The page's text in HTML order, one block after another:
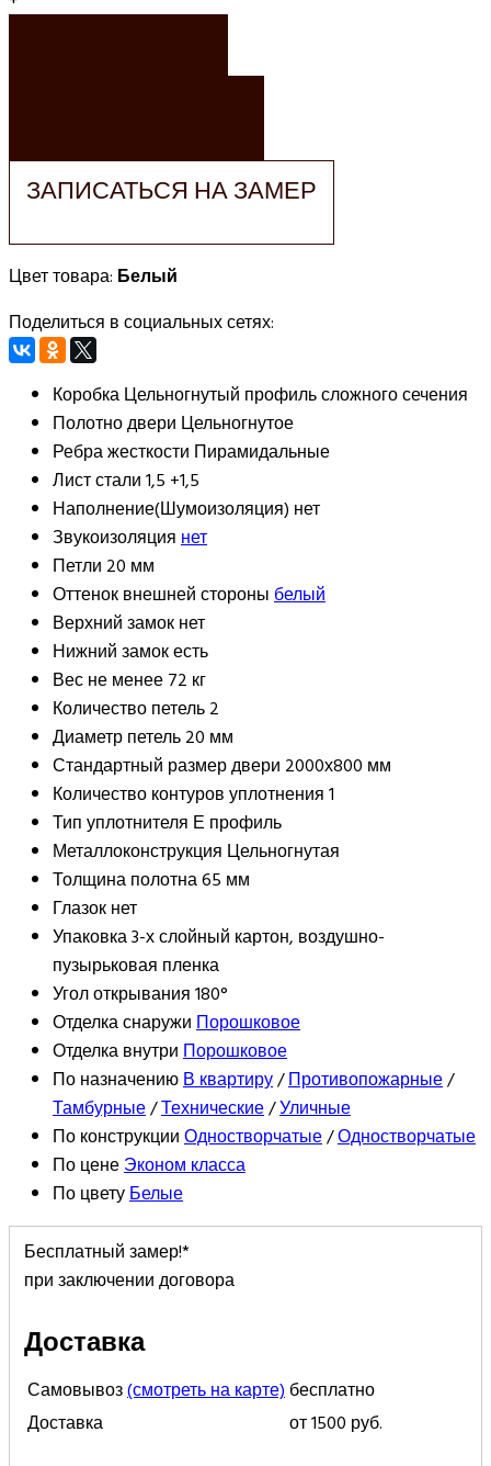
ЗАПИСАТЬСЯ НА ЗАМЕР
Цвет товара: Белый
Поделиться в социальных сетях:
КоробкаЦельногнутый профиль сложного сечения
Полотно двери Цельногнутое
Ребра жесткости Пирамидальные
Лист стали1,5 +1,5
Наполнение(Шумоизоляция) нет
Звукоизоляциянет
Петли 20 мм
Оттенок внешней стороныбелый
Верхний замокнет
Нижний замокесть
Весне менее 72 кг
Количество петель2
Диаметр петель20 мм
Стандартный размер двери 2000х800 мм
Количество контуров уплотнения1
Тип уплотнителя Е профиль
Металлоконструкция Цельногнутая
Толщина полотна65 мм
Глазокнет
Упаковка3-х слойный картон, воздушно-
пузырьковая пленка
Угол открывания180°
Отделка снаружиПорошковое
Отделка внутриПорошковое
По назначениюВ квартиру/Противопожарные/
Тамбурные/Технические/Уличные
По конструкцииОдностворчатые/Одностворчатые
По ценеЭконом класса
По цветуБелые
Бесплатный замер!*
при заключении договора
Доставка
Самовывоз(смотреть на карте)бесплатно
Доставка
от 1500 руб.